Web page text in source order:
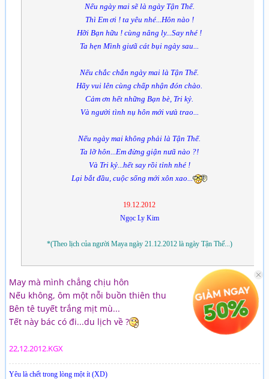
Nếu ngày mai sẽ là ngày Tận Thế.
Thì Em ơi ! ta yêu nhé...Hôn nào !
Hỡi Bạn hữu ! cùng nâng ly...Say nhé !
Ta hẹn Mình giưã cát bụi ngày sau...
Nếu chắc chắn ngày mai là Tận Thế.
Hãy vui lên cùng chấp nhận đón chào.
Cảm ơn hết những Bạn bè, Tri kỷ.
Và người tình nụ hôn mới vưà trao...
Nếu ngày mai không phải là Tận Thế.
Ta lỡ hôn...Em đừng giận nưã nào ?!
Và Tri kỷ...hết say rồi tỉnh nhé !
Lại bắt đầu, cuộc sống mới xôn xao...
19.12.2012
Ngọc Ly Kim
*(Theo lịch của người Maya ngày 21.12.2012 là ngày Tận Thế...)
May mà mình chẳng chịu hôn
Nếu không, ôm một nỗi buồn thiên thu
Bên tê tuyết trắng mịt mù...
Tết này bác có đi...du lịch về ?
22,12.2012.KGX
Yêu là chết trong lòng một ít (XD)